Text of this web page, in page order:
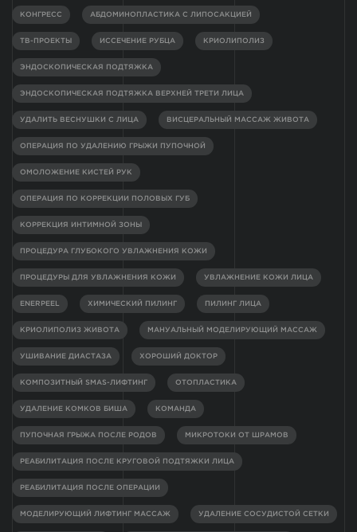
КОНГРЕСС АБДОМИНОПЛАСТИКА С ЛИПОСАКЦИЕЙ
ТВ-ПРОЕКТЫ ИССЕЧЕНИЕ РУБЦА КРИОЛИПОЛИЗ
ЭНДОСКОПИЧЕСКАЯ ПОДТЯЖКА
ЭНДОСКОПИЧЕСКАЯ ПОДТЯЖКА ВЕРХНЕЙ ТРЕТИ ЛИЦА
УДАЛИТЬ ВЕСНУШКИ С ЛИЦА ВИСЦЕРАЛЬНЫЙ МАССАЖ ЖИВОТА
ОПЕРАЦИЯ ПО УДАЛЕНИЮ ГРЫЖИ ПУПОЧНОЙ
ОМОЛОЖЕНИЕ КИСТЕЙ РУК
ОПЕРАЦИЯ ПО КОРРЕКЦИИ ПОЛОВЫХ ГУБ
КОРРЕКЦИЯ ИНТИМНОЙ ЗОНЫ
ПРОЦЕДУРА ГЛУБОКОГО УВЛАЖНЕНИЯ КОЖИ
ПРОЦЕДУРЫ ДЛЯ УВЛАЖНЕНИЯ КОЖИ УВЛАЖНЕНИЕ КОЖИ ЛИЦА
ENERPEEL ХИМИЧЕСКИЙ ПИЛИНГ ПИЛИНГ ЛИЦА
КРИОЛИПОЛИЗ ЖИВОТА МАНУАЛЬНЫЙ МОДЕЛИРУЮЩИЙ МАССАЖ
УШИВАНИЕ ДИАСТАЗА ХОРОШИЙ ДОКТОР
КОМПОЗИТНЫЙ SMAS-ЛИФТИНГ ОТОПЛАСТИКА
УДАЛЕНИЕ КОМКОВ БИША КОМАНДА
ПУПОЧНАЯ ГРЫЖА ПОСЛЕ РОДОВ МИКРОТОКИ ОТ ШРАМОВ
РЕАБИЛИТАЦИЯ ПОСЛЕ КРУГОВОЙ ПОДТЯЖКИ ЛИЦА
РЕАБИЛИТАЦИЯ ПОСЛЕ ОПЕРАЦИИ
МОДЕЛИРУЮЩИЙ ЛИФТИНГ МАССАЖ УДАЛЕНИЕ СОСУДИСТОЙ СЕТКИ